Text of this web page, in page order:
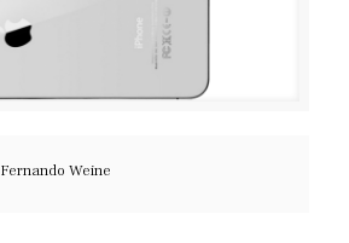
Fernando Weine